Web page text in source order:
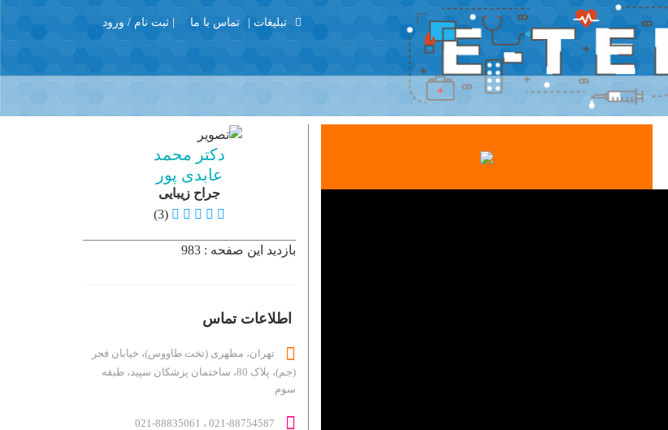
برگه نمونه
پرسش و پاسخ
پروفایل عمومی
پزشکان زیبایی
دایرکتوری کاربر
ثبت نام / ورود تماس با ما تبلیغات |
دکتر محمد
عابدی پور
جراح زیبایی
(3)
بازدید این صفحه : 983
اطلاعات تماس
تهران، مطهری (تخت طاووس)، خیابان فجر
(جم)، پلاک 80، ساختمان پزشکان سپید، طبقه
سوم
021-88754587 ، 021-88835061